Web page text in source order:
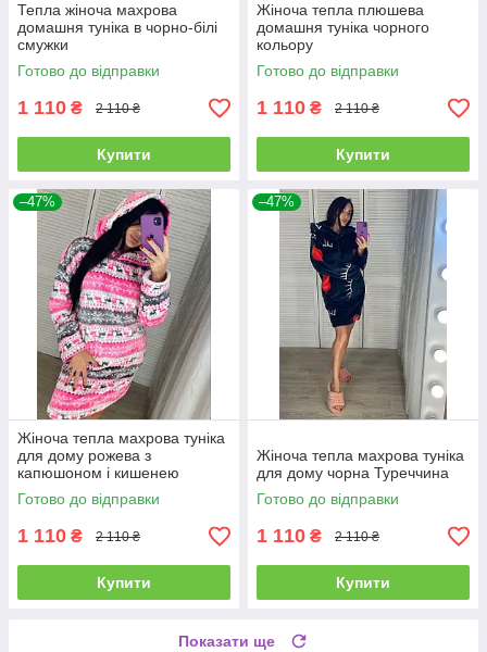
Тепла жіноча махрова
домашня туніка в чорно-білі
смужки
Готово до відправки
1 110 ₴ 2 110 ₴
Купити
Жіноча тепла плюшева
домашня туніка чорного
кольору
Готово до відправки
1 110 ₴ 2 110 ₴
Купити
–47%
Жіноча тепла махрова туніка
для дому рожева з
капюшоном і кишенею
Готово до відправки
1 110 ₴ 2 110 ₴
Купити
–47%
Жіноча тепла махрова туніка
для дому чорна Туреччина
Готово до відправки
1 110 ₴ 2 110 ₴
Купити
Показати ще